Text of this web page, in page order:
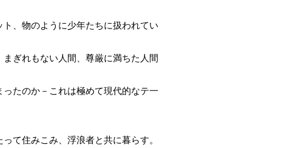
、物のように少年たちに扱われてい
ぎれもない人間、尊厳に満ちた人間
たのか－これは極めて現代的なテ一
て住みこみ、浮浪者と共に暮らす。